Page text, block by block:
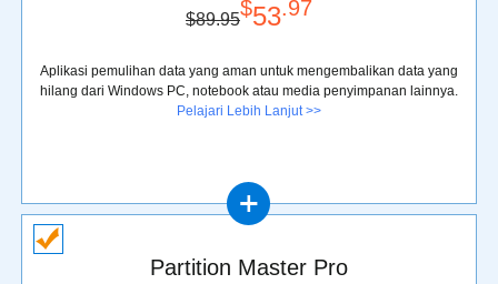
$89.95$53.97
Aplikasi pemulihan data yang aman untuk mengembalikan data yang
hilang dari Windows PC, notebook atau media penyimpanan lainnya.
Pelajari Lebih Lanjut >>
Partition Master Pro